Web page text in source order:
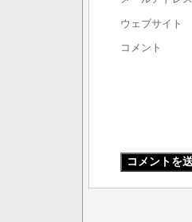
ウェブサイト
コメント